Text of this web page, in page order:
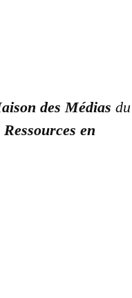
des Médias du
en